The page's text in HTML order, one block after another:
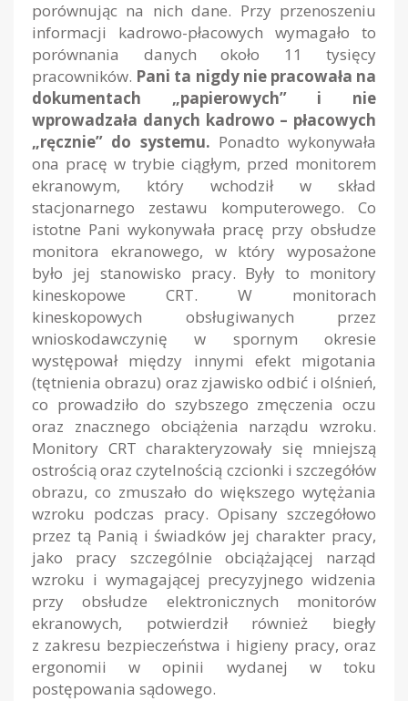
porównując na nich dane. Przy przenoszeniu
informacji kadrowo-płacowych wymagało to
porównania danych około 11 tysięcy
pracowników. Pani ta nigdy nie pracowała na
dokumentach „papierowych” i nie
wprowadzała danych kadrowo – płacowych
„ręcznie” do systemu. Ponadto wykonywała
ona pracę w trybie ciągłym, przed monitorem
ekranowym, który wchodził w skład
stacjonarnego zestawu komputerowego. Co
istotne Pani wykonywała pracę przy obsłudze
monitora ekranowego, w który wyposażone
było jej stanowisko pracy. Były to monitory
kineskopowe CRT. W monitorach
kineskopowych obsługiwanych przez
wnioskodawczynię w spornym okresie
występował między innymi efekt migotania
(tętnienia obrazu) oraz zjawisko odbić i olśnień,
co prowadziło do szybszego zmęczenia oczu
oraz znacznego obciążenia narządu wzroku.
Monitory CRT charakteryzowały się mniejszą
ostrością oraz czytelnością czcionki i szczegółów
obrazu, co zmuszało do większego wytężania
wzroku podczas pracy. Opisany szczegółowo
przez tą Panią i świadków jej charakter pracy,
jako pracy szczególnie obciążającej narząd
wzroku i wymagającej precyzyjnego widzenia
przy obsłudze elektronicznych monitorów
ekranowych, potwierdził również biegły
z zakresu bezpieczeństwa i higieny pracy, oraz
ergonomii w opinii wydanej w toku
postępowania sądowego.